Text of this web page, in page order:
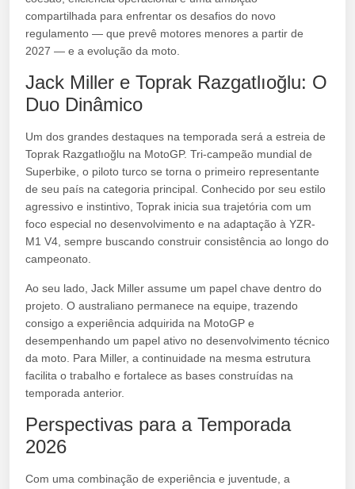
compartilhada para enfrentar os desafios do novo
regulamento — que prevê motores menores a partir de
2027 — e a evolução da moto.
Jack Miller e Toprak Razgatlıoğlu: O
Duo Dinâmico
Um dos grandes destaques na temporada será a estreia de
Toprak Razgatlıoğlu na MotoGP. Tri-campeão mundial de
Superbike, o piloto turco se torna o primeiro representante
de seu país na categoria principal. Conhecido por seu estilo
agressivo e instintivo, Toprak inicia sua trajetória com um
foco especial no desenvolvimento e na adaptação à YZR-
M1 V4, sempre buscando construir consistência ao longo do
campeonato.
Ao seu lado, Jack Miller assume um papel chave dentro do
projeto. O australiano permanece na equipe, trazendo
consigo a experiência adquirida na MotoGP e
desempenhando um papel ativo no desenvolvimento técnico
da moto. Para Miller, a continuidade na mesma estrutura
facilita o trabalho e fortalece as bases construídas na
temporada anterior.
Perspectivas para a Temporada
2026
Com uma combinação de experiência e juventude, a